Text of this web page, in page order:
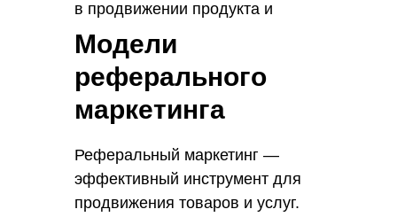
в продвижении продукта и
привлечении новых клиентов. В
конечном итоге, рефереры
получают не только удовольствие
от помощи другим людям, но и
реальные выгоды от своего
участия в реферальной
программе.
Модели
реферального
маркетинга
Реферальный маркетинг —
эффективный инструмент для
продвижения товаров и услуг.